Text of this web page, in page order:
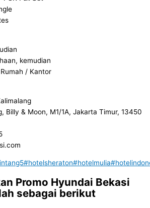
kemudian
/ Kantor
Billy & Moon, M1/1A, Jakarta Timur, 13450
#hotelsheraton#hotelmulia
Promo Hyundai Bekasi
sebagai berikut